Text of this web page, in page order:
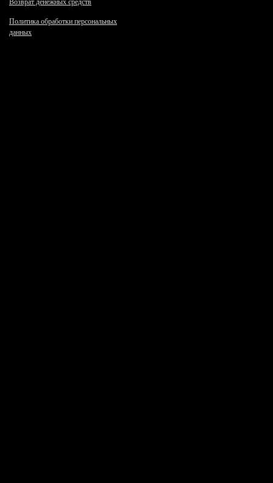
Возврат денежных средств
Политика обработки персональных
данных